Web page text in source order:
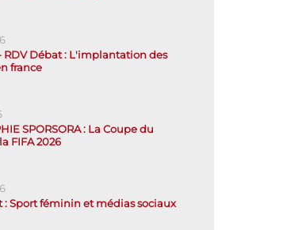
- RDV Débat : L'implantation des
france
SPORSORA : La Coupe du
FIFA 2026
: Sport féminin et médias sociaux